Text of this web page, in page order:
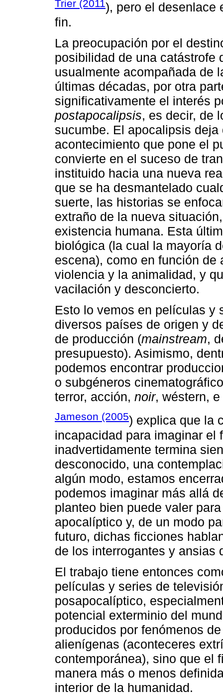
Trier (2011), pero el desenlace
fin.
La preocupación por el
posibilidad de una catástrofe
usualmente acompañada de
últimas décadas, por otra
significativamente el interés
postapocalipsis, es decir, de
sucumbe. El apocalipsis
acontecimiento que pone el
convierte en el suceso de
instituido hacia una nueva
que se ha desmantelado
suerte, las historias se
extraño de la nueva
existencia humana. Esta
biológica (la cual la mayoría
escena), como en función
violencia y la animalidad, y
vacilación y desconcierto.
Esto lo vemos en películas y
diversos países de origen y
de producción (mainstream,
presupuesto). Asimismo,
podemos encontrar
o subgéneros
terror, acción, noir, wéstern,
Jameson (2005) explica que la
incapacidad para imaginar el
inadvertidamente termina
desconocido, una
algún modo, estamos
podemos imaginar más allá
planteo bien puede valer
apocalíptico y, de un modo
futuro, dichas ficciones
de los interrogantes y ansias
El trabajo tiene entonces
películas y series de
posapocalíptico,
potencial exterminio del
producidos por fenómenos
alienígenas (aconteceres
contemporánea), sino que el
manera más o menos
interior de la humanidad.